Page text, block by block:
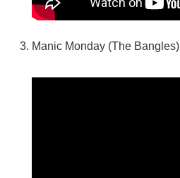
Manic Monday (The Bangles)